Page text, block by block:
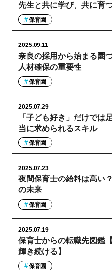
先生と共に学び、共に育
保育園
奈良の採用から始まる園
人材確保の重要性
2025.09.11
保育園
「子ども好き」だけでは
当に求められるスキル
2025.07.29
保育園
夜間保育士の給料は高い
の未来
2025.07.23
保育園
保育士からの転職先図鑑
輝き続ける】
2025.07.19
保育園